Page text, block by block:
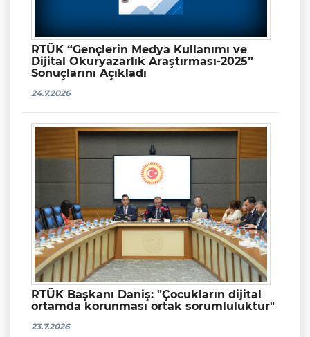
RTÜK “Gençlerin Medya Kullanımı ve
Dijital Okuryazarlık Araştırması-2025”
Sonuçlarını Açıkladı
24.7.2026
RTÜK Başkanı Daniş: "Çocukların dijital
ortamda korunması ortak sorumluluktur"
23.7.2026